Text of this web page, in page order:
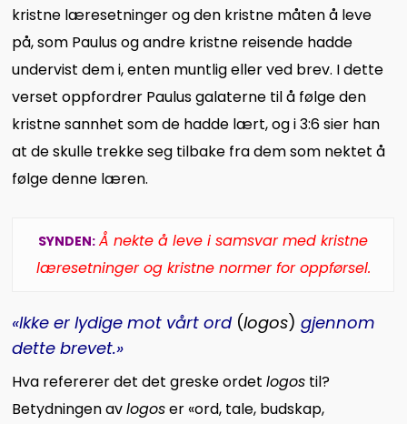
kristne læresetninger og den kristne måten å leve
på, som Paulus og andre kristne reisende hadde
undervist dem i, enten muntlig eller ved brev. I dette
verset oppfordrer Paulus galaterne til å følge den
kristne sannhet som de hadde lært, og i 3:6 sier han
at de skulle trekke seg tilbake fra dem som nektet å
følge denne læren.
SYNDEN: Å nekte å leve i samsvar med kristne
læresetninger og kristne normer for oppførsel.
«Ikke er lydige mot vårt ord (logos)gjennom
dette brevet.»
Hva refererer det det greske ordetlogos til?
Betydningen avlogoser «ord, tale, budskap,